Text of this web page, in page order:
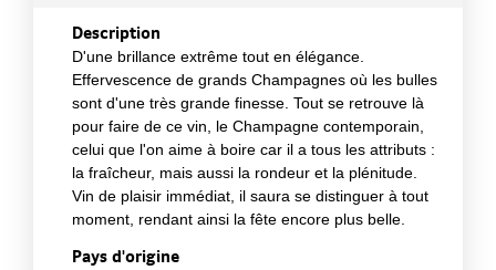
Description
D'une brillance extrême tout en élégance.
Effervescence de grands Champagnes où les bulles
sont d'une très grande finesse. Tout se retrouve là
pour faire de ce vin, le Champagne contemporain,
celui que l'on aime à boire car il a tous les attributs :
la fraîcheur, mais aussi la rondeur et la plénitude.
Vin de plaisir immédiat, il saura se distinguer à tout
moment, rendant ainsi la fête encore plus belle.
Pays d'origine